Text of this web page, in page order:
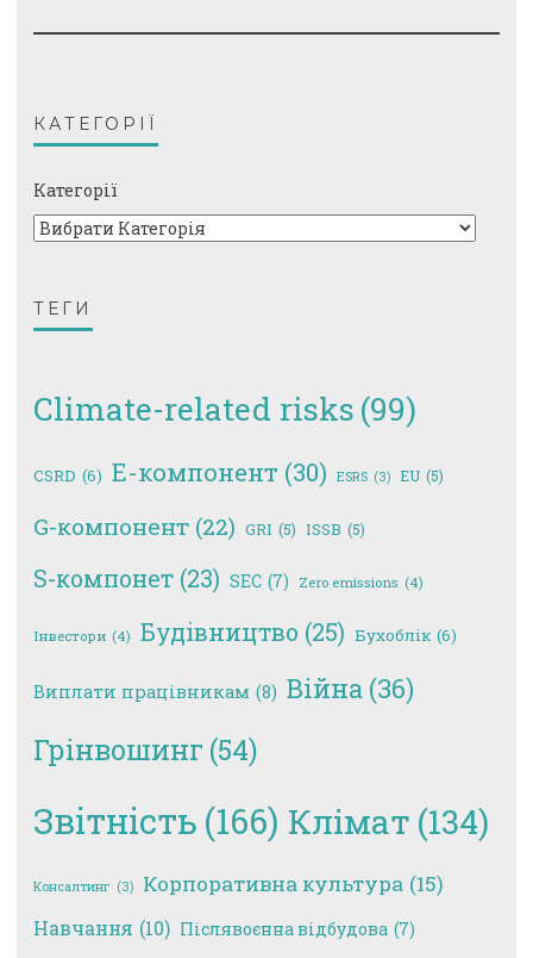
КАТЕГОРІЇ
Категорії
ТЕГИ
Climate-related risks (99)
CSRD (6) E-компонент (30) ESRS (3) EU (5)
G-компонент (22) GRI (5) ISSB (5)
S-компонет (23) SEC (7) Zero emissions (4)
Інвестори (4) Будівництво (25) Бухоблік (6)
Виплати працівникам (8) Війна (36)
Грінвошинг (54)
Звітність (166) Клімат (134)
Консалтинг (3) Корпоративна культура (15)
Навчання (10) Післявоєнна відбудова (7)